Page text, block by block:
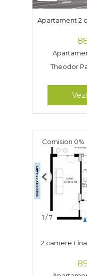
Apartament 2
Theodor
Comision 0%
1 /7
Previous
2 camere